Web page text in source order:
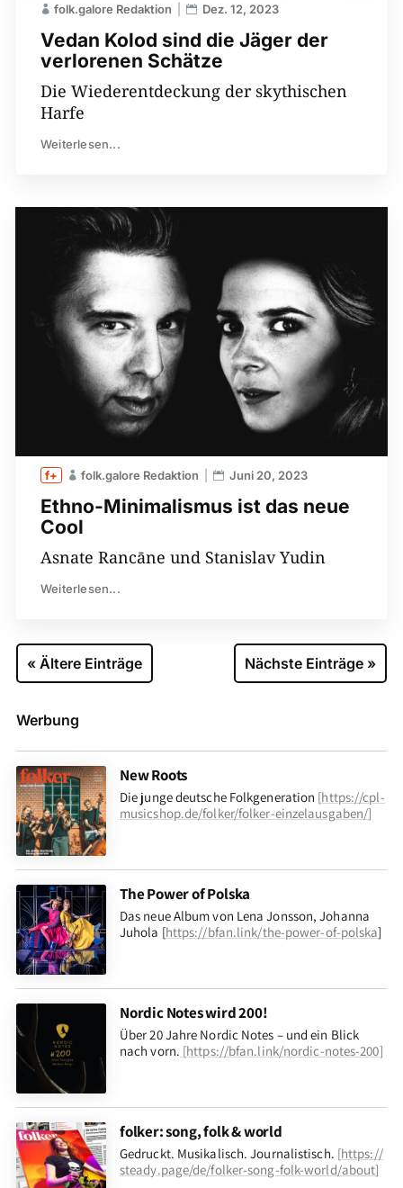
Vedan Kolod sind die Jäger der
verlorenen Schätze
folk.galore Redaktion Dez. 12, 2023
Die Wiederentdeckung der skythischen
Harfe
Weiterlesen...
Ethno-Minimalismus ist das neue
Cool
folk.galore Redaktion Juni 20, 2023
Asnate Rancāne und Stanislav Yudin
Weiterlesen...
« Ältere Einträge Nächste Einträge »
Werbung
New Roots
Die junge deutsche Folkgeneration [https://cpl-
musicshop.de/folker/folker-einzelausgaben/]
The Power of Polska
Das neue Album von Lena Jonsson, Johanna
Juhola [https://bfan.link/the-power-of-polska]
Nordic Notes wird 200!
Über 20 Jahre Nordic Notes – und ein Blick
nach vorn. [https://bfan.link/nordic-notes-200]
folker: song, folk & world
Gedruckt. Musikalisch. Journalistisch. [https://
steady.page/de/folker-song-folk-world/about]